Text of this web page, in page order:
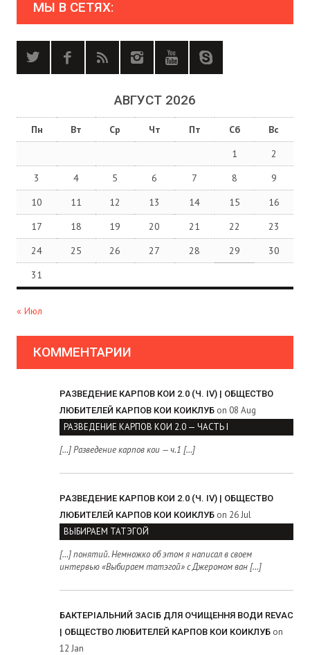
МЫ В СЕТЯХ:
АВГУСТ 2026
Пн Вт Ср Чт Пт Сб
Вс
1
2
3
4 5 6 7 8
9
10
11 12 13 14 15
16
17
18 19 20 21 22
23
24
25 26 27 28 29
30
31
« Июл
КОММЕНТАРИИ
РАЗВЕДЕНИЕ КАРПОВ КОИ 2.0 (Ч. IV) | ОБЩЕСТВО
ЛЮБИТЕЛЕЙ КАРПОВ КОИ КОИКЛУБ on 08 Aug
РАЗВЕДЕНИЕ КАРПОВ КОИ 2.0 — ЧАСТЬ I
[…] Разведение карпов кои — ч.1 […]
РАЗВЕДЕНИЕ КАРПОВ КОИ 2.0 (Ч. IV) | ОБЩЕСТВО
ЛЮБИТЕЛЕЙ КАРПОВ КОИ КОИКЛУБ on 26 Jul
ВЫБИРАЕМ ТАТЭГОЙ
[…] понятий. Немножко об этом я написал в своем
интервью «Выбираем татэгой» с Джеромом ван […]
БАКТЕРІАЛЬНИЙ ЗАСІБ ДЛЯ ОЧИЩЕННЯ ВОДИ REVAC
| ОБЩЕСТВО ЛЮБИТЕЛЕЙ КАРПОВ КОИ КОИКЛУБ on
12 Jan